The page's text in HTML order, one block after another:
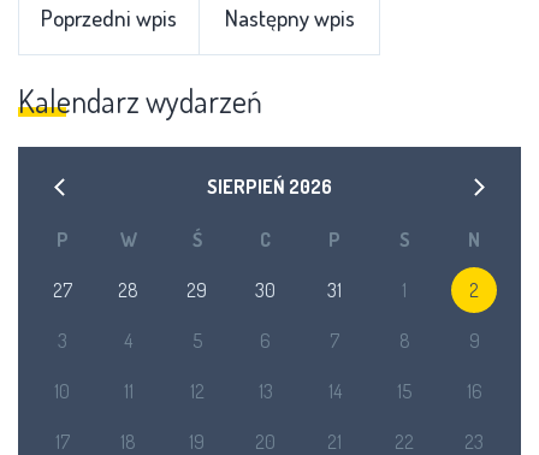
Poprzedni wpis Następny wpis
Kalendarz wydarzeń
SIERPIEŃ 2026
P W Ś C P S N
27 28 29 30 31 1 2
3 4 5 6 7 8 9
10 11 12 13 14 15 16
17 18 19 20 21 22 23